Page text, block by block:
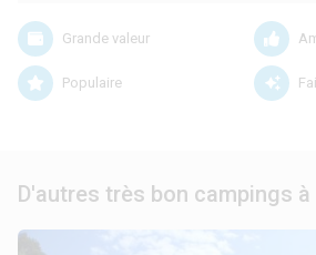
Grande valeur
Populaire
D'autres très bon campings